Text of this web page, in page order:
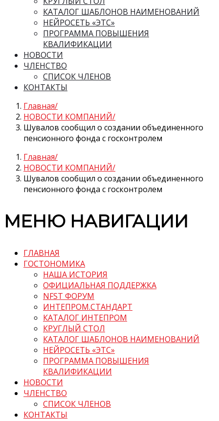
КАТАЛОГ ШАБЛОНОВ НАИМЕНОВАНИЙ
НЕЙРОСЕТЬ «ЭТС»
ПРОГРАММА ПОВЫШЕНИЯ
КВАЛИФИКАЦИИ
НОВОСТИ
ЧЛЕНСТВО
СПИСОК ЧЛЕНОВ
КОНТАКТЫ
Главная
НОВОСТИ КОМПАНИЙ
Шувалов сообщил о создании объединенного
пенсионного фонда с госконтролем
Главная
НОВОСТИ КОМПАНИЙ
Шувалов сообщил о создании объединенного
пенсионного фонда с госконтролем
МЕНЮ НАВИГАЦИИ
ГЛАВНАЯ
ГОСТОНОМИКА
НАША ИСТОРИЯ
ОФИЦИАЛЬНАЯ ПОДДЕРЖКА
NFST ФОРУМ
ИНТЕПРОМ.СТАНДАРТ
КАТАЛОГ ИНТЕПРОМ
КРУГЛЫЙ СТОЛ
КАТАЛОГ ШАБЛОНОВ НАИМЕНОВАНИЙ
НЕЙРОСЕТЬ «ЭТС»
ПРОГРАММА ПОВЫШЕНИЯ
КВАЛИФИКАЦИИ
НОВОСТИ
ЧЛЕНСТВО
СПИСОК ЧЛЕНОВ
КОНТАКТЫ